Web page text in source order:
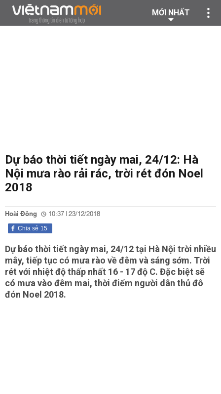
MỚI NHẤT
Dự báo thời tiết ngày mai, 24/12: Hà
Nội mưa rào rải rác, trời rét đón Noel
2018
Hoài Đông 10:37 | 23/12/2018
15
Chia sẻ
Dự báo thời tiết ngày mai, 24/12 tại Hà Nội trời nhiều
mây, tiếp tục có mưa rào về đêm và sáng sớm. Trời
rét với nhiệt độ thấp nhất 16 - 17 độ C. Đặc biệt sẽ
có mưa vào đêm mai, thời điểm người dân thủ đô
đón Noel 2018.